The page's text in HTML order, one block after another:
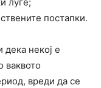
луѓе;
постапки.
некој е
ваквото
вреди да се